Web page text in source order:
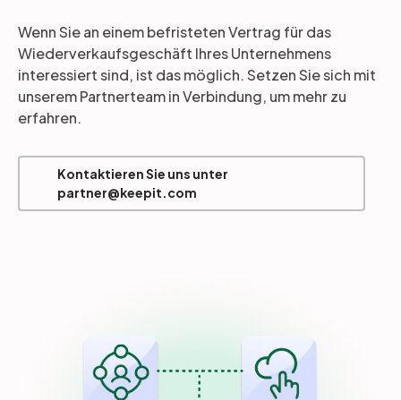
Wenn Sie an einem befristeten Vertrag für das
Wiederverkaufsgeschäft Ihres Unternehmens
interessiert sind, ist das möglich. Setzen Sie sich mit
unserem Partnerteam in Verbindung, um mehr zu
erfahren.
Kontaktieren Sie uns unter
partner@keepit.com